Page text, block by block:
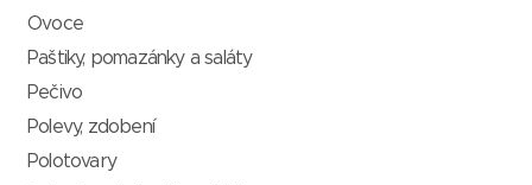
Ovoce
Paštiky, pomazánky a saláty
Pečivo
Polevy, zdobení
Polotovary